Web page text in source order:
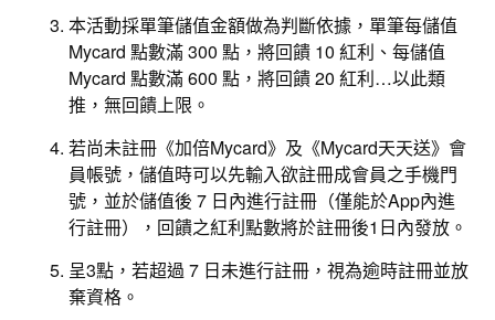
本活動採單筆儲值金額做為判斷依據，單筆每儲值
Mycard 點數滿 300 點，將回饋 10 紅利、每儲值
Mycard 點數滿 600 點，將回饋 20 紅利…以此類
推，無回饋上限。
若尚未註冊《加倍Mycard》及《Mycard天天送》會
員帳號，儲值時可以先輸入欲註冊成會員之手機門
號，並於儲值後 7 日內進行註冊（僅能於App內進
行註冊），回饋之紅利點數將於註冊後1日內發放。
呈3點，若超過 7 日未進行註冊，視為逾時註冊並放
棄資格。